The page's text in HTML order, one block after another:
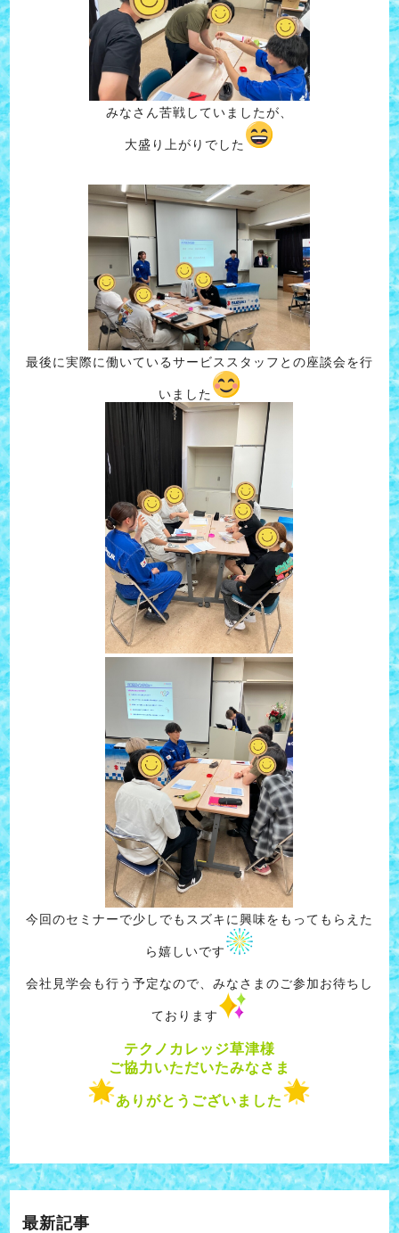
みなさん苦戦していましたが、
大盛り上がりでした
最後に実際に働いているサービススタッフとの座談会を行
いました
今回のセミナーで少しでもスズキに興味をもってもらえた
ら嬉しいです
会社見学会も行う予定なので、みなさまのご参加お待ちし
ております
テクノカレッジ草津様
ご協力いただいたみなさま
ありがとうございました
最新記事